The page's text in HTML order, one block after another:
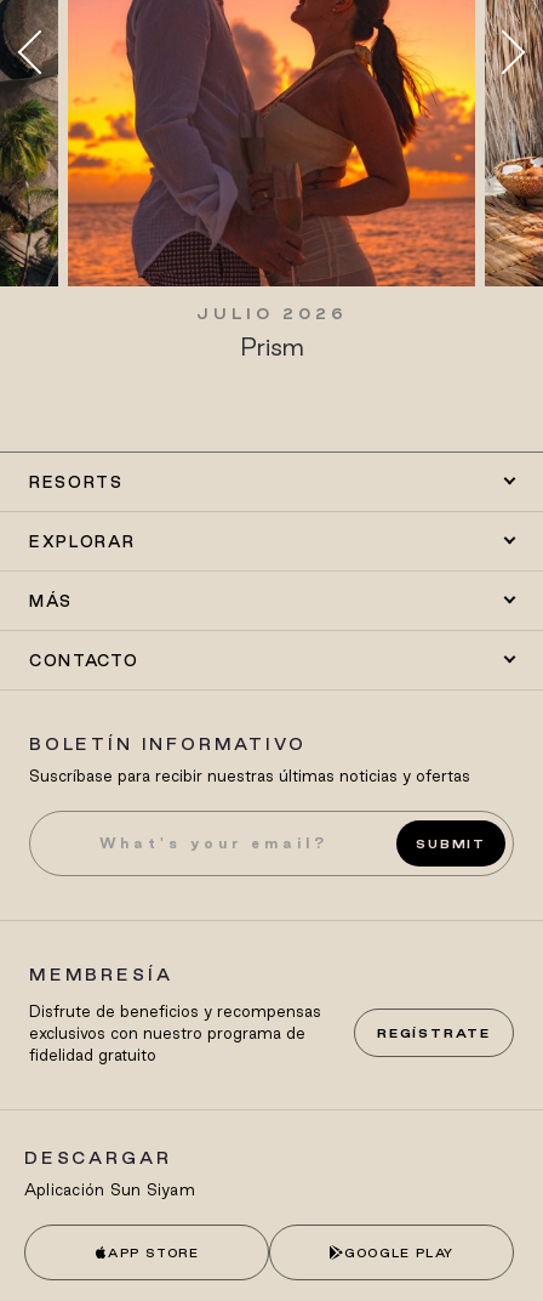
JULIO 2026
Prism
RESORTS
EXPLORAR
MÁS
CONTACTO
BOLETÍN INFORMATIVO
Suscríbase para recibir nuestras últimas noticias y ofertas
SUBMIT
MEMBRESÍA
Disfrute de beneficios y recompensas
exclusivos con nuestro programa de
fidelidad gratuito
REGÍSTRATE
DESCARGAR
Aplicación Sun Siyam
APP STORE GOOGLE PLAY